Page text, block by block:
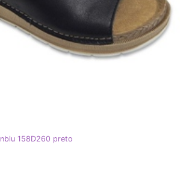
158D260 preto